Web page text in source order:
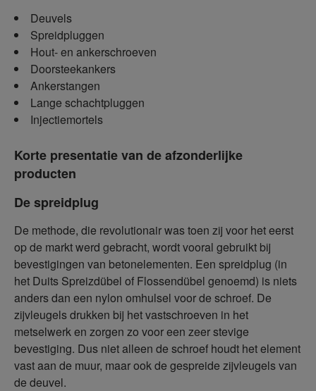
Deuvels
Spreidpluggen
Hout- en ankerschroeven
Doorsteekankers
Ankerstangen
Lange schachtpluggen
Injectiemortels
Korte presentatie van de afzonderlijke
producten
De spreidplug
De methode, die revolutionair was toen zij voor het eerst
op de markt werd gebracht, wordt vooral gebruikt bij
bevestigingen van betonelementen. Een spreidplug (in
het Duits Spreizdübel of Flossendübel genoemd) is niets
anders dan een nylon omhulsel voor de schroef. De
zijvleugels drukken bij het vastschroeven in het
metselwerk en zorgen zo voor een zeer stevige
bevestiging. Dus niet alleen de schroef houdt het element
vast aan de muur, maar ook de gespreide zijvleugels van
de deuvel.